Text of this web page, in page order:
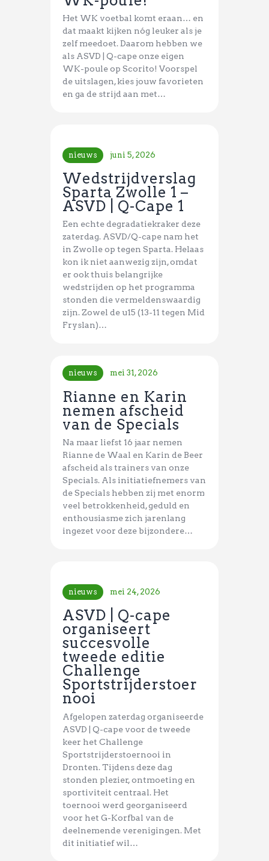
Het WK voetbal komt eraan… en
dat maakt kijken nóg leuker als je
zelf meedoet. Daarom hebben we
als ASVD | Q-cape onze eigen
WK-poule op Scorito! Voorspel
de uitslagen, kies jouw favorieten
en ga de strijd aan met…
nieuws juni 5, 2026
Wedstrijdverslag
Sparta Zwolle 1 –
ASVD | Q-Cape 1
Een echte degradatiekraker deze
zaterdag. ASVD/Q-cape nam het
in Zwolle op tegen Sparta. Helaas
kon ik niet aanwezig zijn, omdat
er ook thuis belangrijke
wedstrijden op het programma
stonden die vermeldenswaardig
zijn. Zowel de u15 (13-11 tegen Mid
Fryslan)…
nieuws mei 31, 2026
Rianne en Karin
nemen afscheid
van de Specials
Na maar liefst 16 jaar nemen
Rianne de Waal en Karin de Beer
afscheid als trainers van onze
Specials. Als initiatiefnemers van
de Specials hebben zij met enorm
veel betrokkenheid, geduld en
enthousiasme zich jarenlang
ingezet voor deze bijzondere…
nieuws mei 24, 2026
ASVD | Q-cape
organiseert
succesvolle
tweede editie
Challenge
Sportstrijderstoer
nooi
Afgelopen zaterdag organiseerde
ASVD | Q-cape voor de tweede
keer het Challenge
Sportstrijderstoernooi in
Dronten. Tijdens deze dag
stonden plezier, ontmoeting en
sportiviteit centraal. Het
toernooi werd georganiseerd
voor het G-Korfbal van de
deelnemende verenigingen. Met
dit initiatief wil…